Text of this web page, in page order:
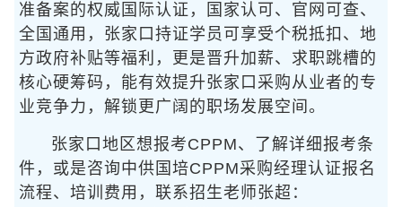
准备案的权威国际认证，国家认可、官网可查、
全国通用，张家口持证学员可享受个税抵扣、地
方政府补贴等福利，更是晋升加薪、求职跳槽的
核心硬筹码，能有效提升张家口采购从业者的专
业竞争力，解锁更广阔的职场发展空间。
张家口地区想报考CPPM、了解详细报考条
件，或是咨询中供国培CPPM采购经理认证报名
流程、培训费用，联系招生老师张超：